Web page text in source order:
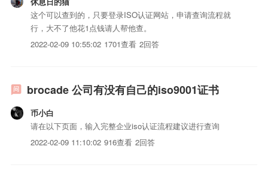
这个可以查到的，只要登录ISO认证网站，申请查询流程就
行，大不了他花1点钱请人帮他查。
2022-02-09 10:55:02 1701查看 2回答
brocade 公司有没有自己的iso9001证书
币小白
请在以下页面，输入完整企业iso认证流程建议进行查询
2022-02-09 11:10:02 916查看 2回答